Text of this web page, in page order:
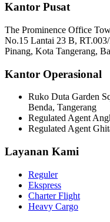
Kantor Pusat
The Prominence Office
No.15 Lantai 23 B,
Pinang, Kota Tangerang,
Kantor Operasional
Ruko Duta Garden
Benda, Tangerang
Regulated Agent
Regulated Agent
Layanan Kami
Reguler
Ekspress
Charter Flight
Heavy Cargo